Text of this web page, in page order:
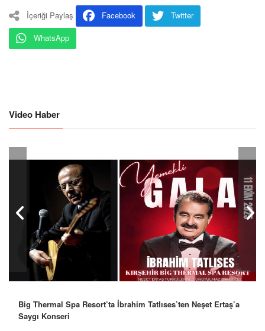
İçeriği Paylaş Facebook
Twitter
WhatsApp
Video Haber
Big Thermal Spa Resort’ta İbrahim Tatlıses’ten Neşet Ertaş’a
Saygı Konseri